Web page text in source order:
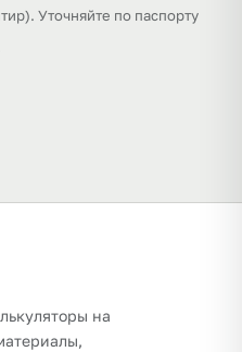
Уточняйте по паспорту
на